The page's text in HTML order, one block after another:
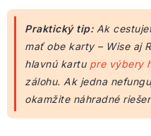
Praktický tip:Ak
mať obe karty – Wise aj
hlavnú kartu pre výbery
zálohu. Ak jedna
okamžite náhradné